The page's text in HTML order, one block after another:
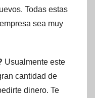
Todas estas
sea muy
Usualmente este
cantidad de
dinero. Te